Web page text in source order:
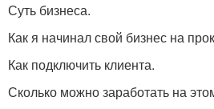
Суть бизнеса.
Как я начинал свой бизнес на
Как подключить клиента.
Сколько можно заработать на